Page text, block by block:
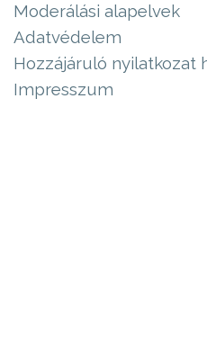
Moderálási alapelvek
Adatvédelem
Hozzájáruló nyilatkozat
Impresszum